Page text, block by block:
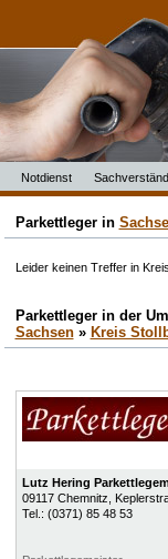
Notdienst
Parkettleger in
Leider keinen Treffer in
Parkettleger in der
Sachsen» Kreis
Lutz Hering
09117 Chemnitz ,
Tel.: (0371) 85 48 53